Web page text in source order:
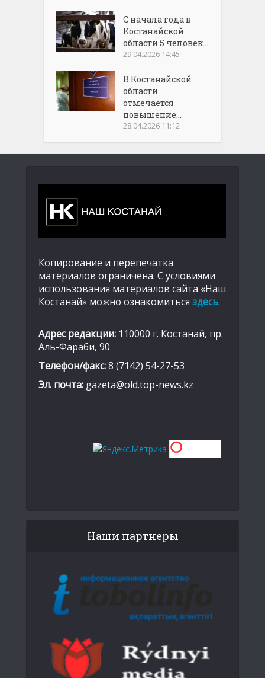
С начала года в
Костанайской
области 5 человек...
29.04.2026 14:45
В Костанайской
области
отмечается
повышение...
28.04.2026 11:12
Копирование и перепечатка
материалов ограничена. С условиями
использования материалов сайта «Наш
Костанай» можно ознакомиться здесь.
Адрес редакции: 110000 г. Костанай, пр.
Аль-Фараби, 90
Телефон/факс:8 (7142) 54-27-53
Эл. почта: gazeta@old.top-news.kz
Наши партнеры